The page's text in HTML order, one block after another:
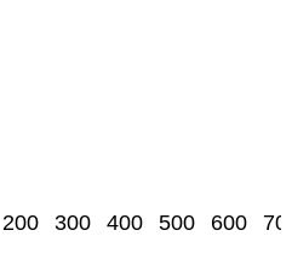
200 300 400 500 600